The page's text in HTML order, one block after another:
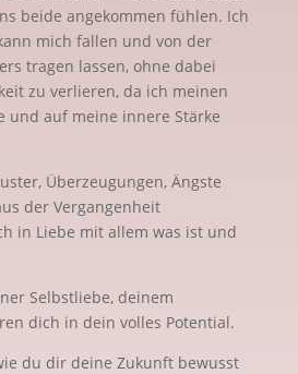
beide angekommen fühlen. Ich
mich fallen und von der
tragen lassen, ohne dabei
zu verlieren, da ich meinen
und auf meine innere Stärke
Überzeugungen, Ängste
der Vergangenheit
in Liebe mit allem was ist und
Selbstliebe, deinem
dich in dein volles Potential.
du dir deine Zukunft bewusst